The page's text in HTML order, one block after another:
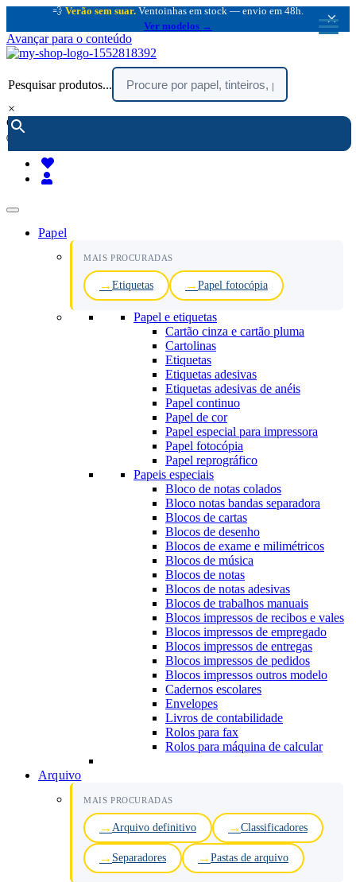
💨 Verão sem suar. Ventoinhas em stock — envio em 48h.
Ver modelos →
×
Avançar para o conteúdo
Pesquisar produtos...
×
encomendar por telefone :
(chamada rede fixa nacional)
Papel
MAIS PROCURADAS
Etiquetas Papel fotocópia
Papel e etiquetas
Cartão cinza e cartão pluma
Cartolinas
Etiquetas
Etiquetas adesivas
Etiquetas adesivas de anéis
Papel continuo
Papel de cor
Papel especial para impressora
Papel fotocópia
Papel reprográfico
Papeis especiais
Bloco de notas colados
Bloco notas bandas separadora
Blocos de cartas
Blocos de desenho
Blocos de exame e milimétricos
Blocos de música
Blocos de notas
Blocos de notas adesivas
Blocos de trabalhos manuais
Blocos impressos de recibos e vales
Blocos impressos de empregado
Blocos impressos de entregas
Blocos impressos de pedidos
Blocos impressos outros modelo
Cadernos escolares
Envelopes
Livros de contabilidade
Rolos para fax
Rolos para máquina de calcular
Arquivo
MAIS PROCURADAS
Arquivo definitivo Classificadores
Separadores Pastas de arquivo